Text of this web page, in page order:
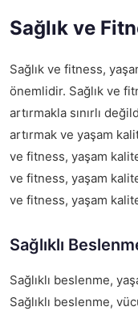
Sağlık ve
Sağlık ve fitness,
önemlidir. Sağlık ve
artırmakla sınırlı
artırmak ve yaşam
ve fitness, yaşam
ve fitness, yaşam
ve fitness, yaşam
Sağlıklı
Sağlıklı beslenme,
Sağlıklı beslenme,